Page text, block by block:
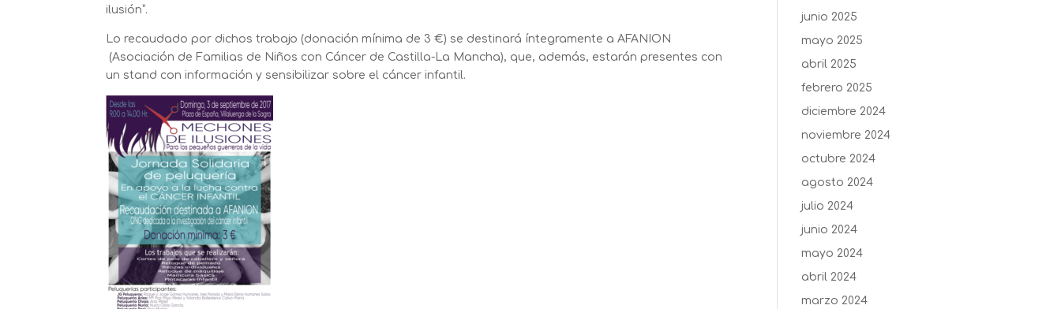
ilusión”.
Lo recaudado por dichos trabajo (donación mínima de 3 €) se destinará íntegramente a AFANION
(Asociación de Familias de Niños con Cáncer de Castilla-La Mancha), que, además, estarán presentes con
un stand con información y sensibilizar sobre el cáncer infantil.
junio 2025
mayo 2025
abril 2025
febrero 2025
diciembre 2024
noviembre 2024
octubre 2024
agosto 2024
julio 2024
junio 2024
mayo 2024
abril 2024
marzo 2024